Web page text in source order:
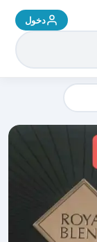
دخول